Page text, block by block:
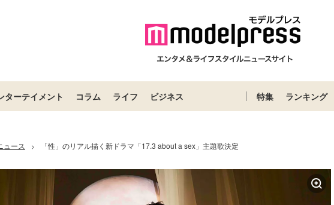
ターテイメント コラム ライフ ビジネス 特集 ランキング
ュース > 「性」のリアル描く新ドラマ「17.3 about a sex」主題歌決定